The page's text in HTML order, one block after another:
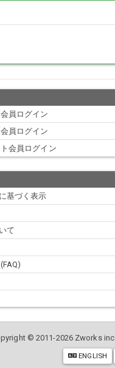
員ログイン
員ログイン
会員ログイン
基づく表示
て
© 2011-2026 Zworks inc.
ENGLISH